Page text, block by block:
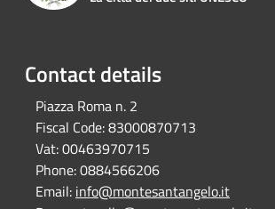
Contact details
Piazza Roma n. 2
Fiscal Code:83000870713
Vat:00463970715
Phone:0884566206
Email: info@montesantangelo.it